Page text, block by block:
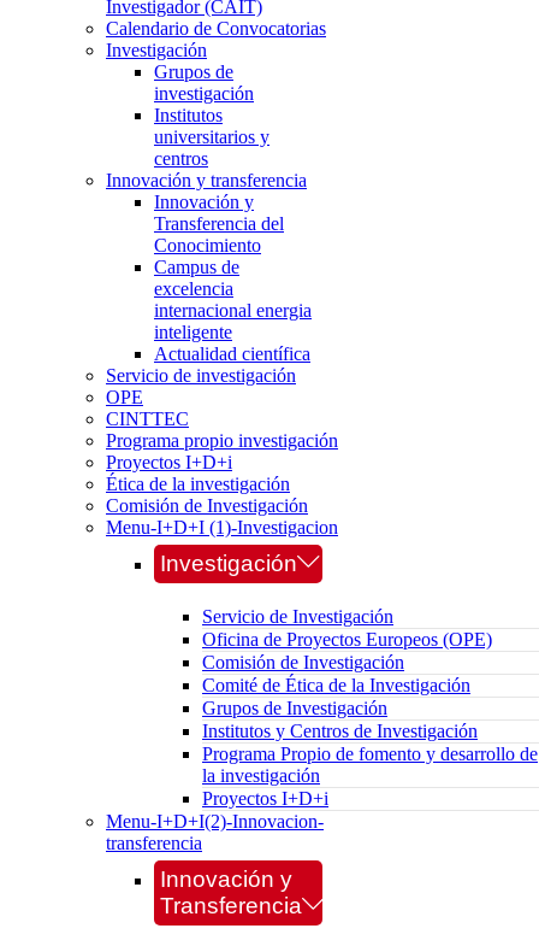
Investigador (CAIT)
Calendario de Convocatorias
Investigación
Grupos de
investigación
Institutos
universitarios y
centros
Innovación y transferencia
Innovación y
Transferencia del
Conocimiento
Campus de
excelencia
internacional energia
inteligente
Actualidad científica
Servicio de investigación
OPE
CINTTEC
Programa propio investigación
Proyectos I+D+i
Ética de la investigación
Comisión de Investigación
Menu-I+D+I (1)-Investigacion
Investigación
Servicio de Investigación
Oficina de Proyectos Europeos (OPE)
Comisión de Investigación
Comité de Ética de la Investigación
Grupos de Investigación
Institutos y Centros de Investigación
Programa Propio de fomento y desarrollo de
la investigación
Proyectos I+D+i
Menu-I+D+I(2)-Innovacion-
transferencia
Innovación y
Transferencia